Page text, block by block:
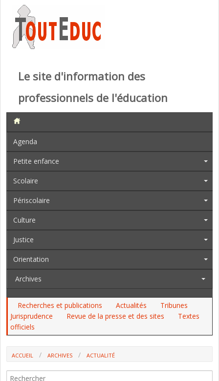
Le site d'information des
professionnels de l'éducation
Agenda
Petite enfance
Scolaire
Périscolaire
Culture
Justice
Orientation
Archives
Recherches et publications Actualités
Tribunes
Jurisprudence
Revue de la presse et des sites
Textes
officiels
ACCUEIL ARCHIVES
ACTUALITÉ